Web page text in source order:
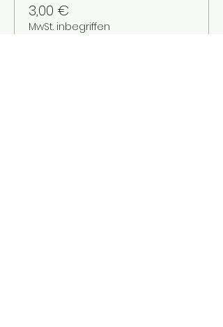
3,00 €
MwSt. inbegriffen